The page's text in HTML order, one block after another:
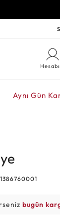
Aynı Gün
bugün